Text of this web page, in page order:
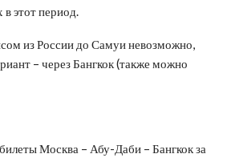
в этот период.
из России до Самуи невозможно,
– через Бангкок (также можно
Москва – Абу-Даби – Бангкок за